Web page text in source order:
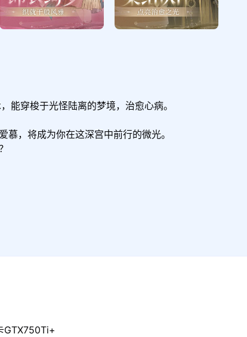
能穿梭于光怪陆离的梦境，治愈心病。
，将成为你在这深宫中前行的微光。
GTX750Ti+